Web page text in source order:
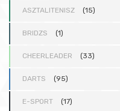
G
E
S
ASZTALITENISZ (15)
BRIDZS (1)
CHEERLEADER (33)
DARTS (95)
E-SPORT (17)